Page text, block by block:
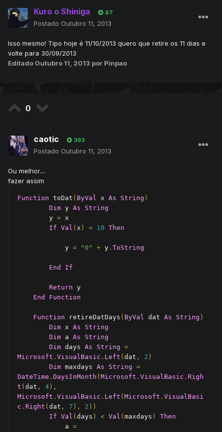
Kuro o Shiniga 87
Postado Outubro 11, 2013
Isso mesmo! Tipo hoje é 11/10/2013 quero que retire os 11 dias e
volte para 30/09/2013
Editado Outubro 11, 2013 por Pinpao
0
caotic 393
Postado Outubro 11, 2013
Ou melhor....
fazer assim
Function toDat ( ByVal x As String )
Dim y As
String
        y
= x
If Val ( x ) < 10 Then
            y
= "0" + y . ToString
End If
Return y
End
Function
Function retireDatDays ( ByVal dat As String )
Dim x As
String
Dim a As
String
Dim days As String =
Microsoft . VisualBasic . Left ( dat , 2 )
Dim maxdays As String =
DateTime . DaysInMonth ( Microsoft . VisualBasic . Righ
t ( dat , 4 ),
Microsoft . VisualBasic . Left ( Microsoft . VisualBasi
c . Right ( dat , 7 ), 2 ))
If Val ( days ) < Val ( maxdays )
Then
            a
=